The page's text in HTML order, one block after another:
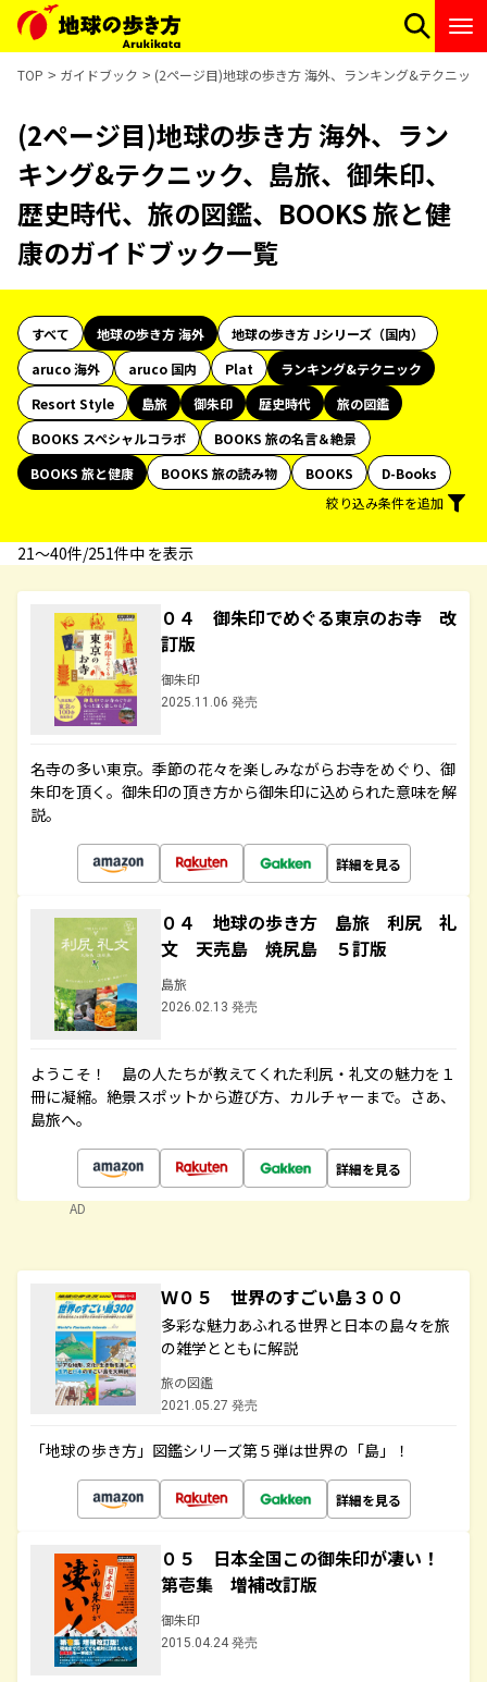
TOP ガイドブック (2ページ目)地球の歩き方 海外、ランキング&テクニッ
(2ページ目)地球の歩き方 海外、ラン
キング&テクニック、島旅、御朱印、
歴史時代、旅の図鑑、BOOKS 旅と健
康のガイドブック一覧
すべて 地球の歩き方 海外
地球の歩き方 Jシリーズ（国内）
aruco 海外
aruco 国内 Plat
ランキング&テクニック
Resort Style
島旅 御朱印 歴史時代
旅の図鑑
BOOKS スペシャルコラボ
BOOKS 旅の名言＆絶景
BOOKS 旅と健康
BOOKS 旅の読み物 BOOKS
D-Books
絞り込み条件を追加
21〜40件/251件中 を表示
０４ 御朱印でめぐる東京のお寺 改
訂版
御朱印
2025.11.06 発売
名寺の多い東京。季節の花々を楽しみながらお寺をめぐり、御
朱印を頂く。御朱印の頂き方から御朱印に込められた意味を解
説。
詳細を見る
０４ 地球の歩き方 島旅 利尻 礼
文 天売島 焼尻島 ５訂版
島旅
2026.02.13 発売
ようこそ！ 島の人たちが教えてくれた利尻・礼文の魅力を１
冊に凝縮。絶景スポットから遊び方、カルチャーまで。さあ、
島旅へ。
詳細を見る
AD
Ｗ０５ 世界のすごい島３００
多彩な魅力あふれる世界と日本の島々を旅
の雑学とともに解説
旅の図鑑
2021.05.27 発売
「地球の歩き方」図鑑シリーズ第５弾は世界の「島」！
詳細を見る
０５ 日本全国この御朱印が凄い！
第壱集 増補改訂版
御朱印
2015.04.24 発売